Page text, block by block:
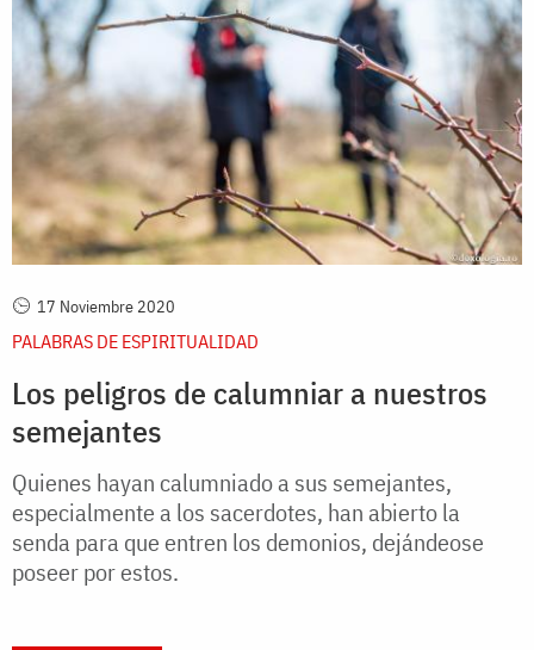
17 Noviembre 2020
PALABRAS DE ESPIRITUALIDAD
Los peligros de calumniar a nuestros
semejantes
Quienes hayan calumniado a sus semejantes,
especialmente a los sacerdotes, han abierto la
senda para que entren los demonios, dejándeose
poseer por estos.